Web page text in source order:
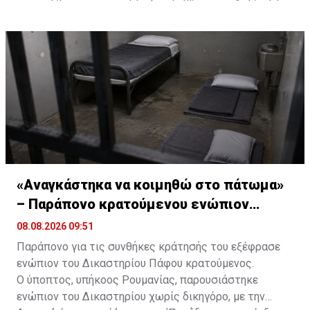
πατέρα του και πως επέστρεφε τις πρωινές ώρες.
«Αναγκάστηκα να κοιμηθώ στο πάτωμα»
– Παράπονο κρατούμενου ενώπιον
Δικαστηρίου
08.08.2026 09:51
Παράπονο για τις συνθήκες κράτησής του εξέφρασε
ενώπιον του Δικαστηρίου Πάφου κρατούμενος.
Ο ύποπτος, υπήκοος Ρουμανίας, παρουσιάστηκε
ενώπιον του Δικαστηρίου χωρίς δικηγόρο, με την